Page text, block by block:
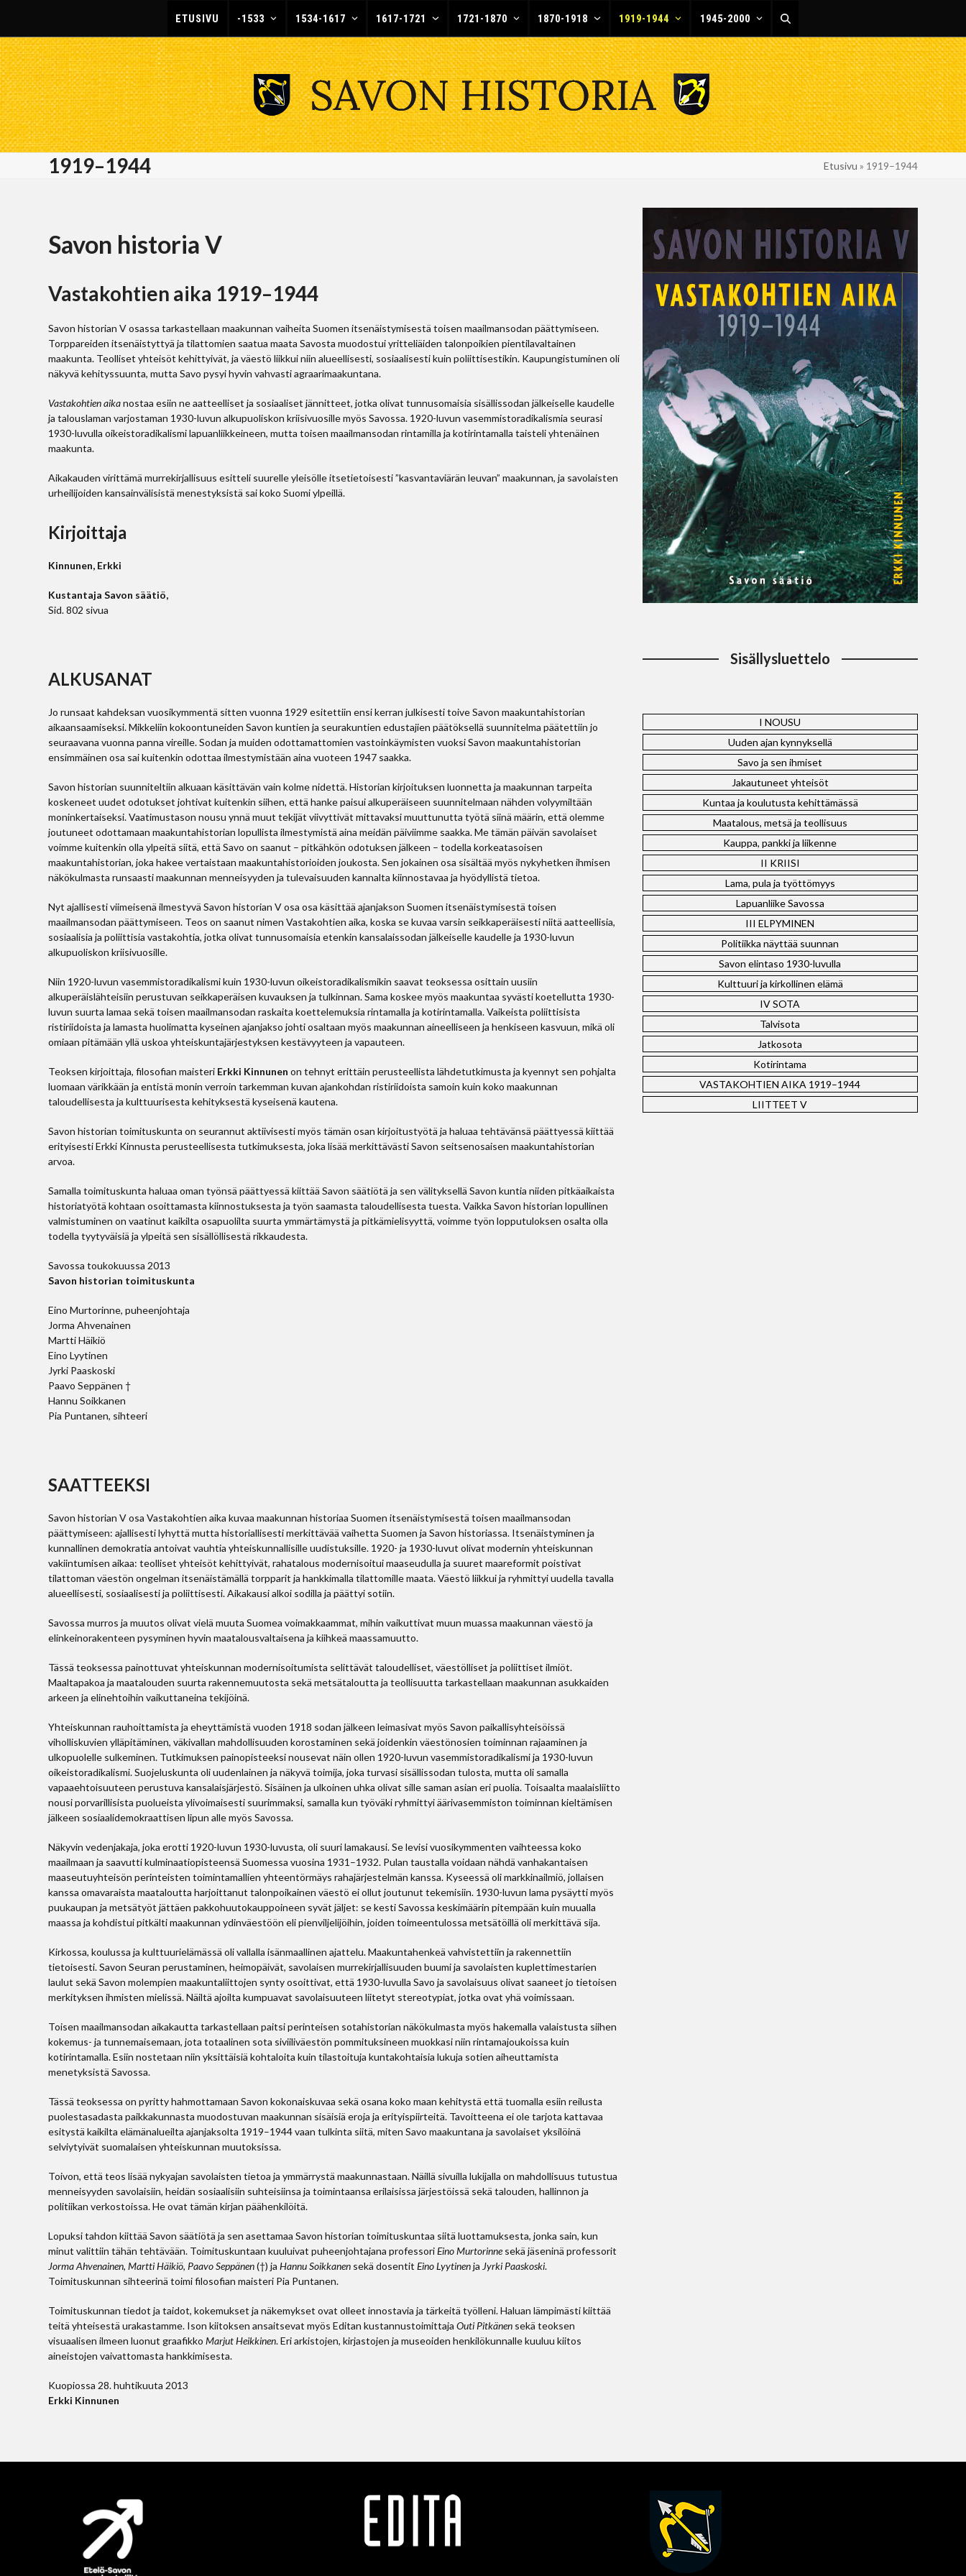
content
ETUSIVU -1533 1534-1617 1617-1721 1721-1870 1870-1918 1919-1944 1945-2000
1919–1944 Etusivu » 1919–1944
Savon historia V
Vastakohtien aika 1919–1944
Savon historian V osassa tarkastellaan maakunnan vaiheita Suomen itsenäistymisestä toisen maailmansodan päättymiseen.
Torppareiden itsenäistyttyä ja tilattomien saatua maata Savosta muodostui yritteliäiden talonpoikien pientilavaltainen
maakunta. Teolliset yhteisöt kehittyivät, ja väestö liikkui niin alueellisesti, sosiaalisesti kuin poliittisestikin. Kaupungistuminen oli
näkyvä kehityssuunta, mutta Savo pysyi hyvin vahvasti agraarimaakuntana.
Vastakohtien aikanostaa esiin ne aatteelliset ja sosiaaliset jännitteet, jotka olivat tunnusomaisia sisällissodan jälkeiselle kaudelle
ja talouslaman varjostaman 1930-luvun alkupuoliskon kriisivuosille myös Savossa. 1920-luvun vasemmistoradikalismia seurasi
1930-luvulla oikeistoradikalismi lapuanliikkeineen, mutta toisen maailmansodan rintamilla ja kotirintamalla taisteli yhtenäinen
maakunta.
Aikakauden virittämä murrekirjallisuus esitteli suurelle yleisölle itsetietoisesti ”kasvantaviärän leuvan” maakunnan, ja savolaisten
urheilijoiden kansainvälisistä menestyksistä sai koko Suomi ylpeillä.
Kirjoittaja
Kinnunen, Erkki
Kustantaja Savon säätiö,
Sid. 802 sivua
ALKUSANAT
Jo runsaat kahdeksan vuosikymmentä sitten vuonna 1929 esitettiin ensi kerran julkisesti toive Savon maakuntahistorian
aikaansaamiseksi. Mikkeliin kokoontuneiden Savon kuntien ja seurakuntien edustajien päätöksellä suunnitelma päätettiin jo
seuraavana vuonna panna vireille. Sodan ja muiden odottamattomien vastoinkäymisten vuoksi Savon maakuntahistorian
ensimmäinen osa sai kuitenkin odottaa ilmestymistään aina vuoteen 1947 saakka.
Savon historian suunniteltiin alkuaan käsittävän vain kolme nidettä. Historian kirjoituksen luonnetta ja maakunnan tarpeita
koskeneet uudet odotukset johtivat kuitenkin siihen, että hanke paisui alkuperäiseen suunnitelmaan nähden volyymiltään
moninkertaiseksi. Vaatimustason nousu ynnä muut tekijät viivyttivät mittavaksi muuttunutta työtä siinä määrin, että olemme
joutuneet odottamaan maakuntahistorian lopullista ilmestymistä aina meidän päiviimme saakka. Me tämän päivän savolaiset
voimme kuitenkin olla ylpeitä siitä, että Savo on saanut – pitkähkön odotuksen jälkeen – todella korkeatasoisen
maakuntahistorian, joka hakee vertaistaan maakuntahistorioiden joukosta. Sen jokainen osa sisältää myös nykyhetken ihmisen
näkökulmasta runsaasti maakunnan menneisyyden ja tulevaisuuden kannalta kiinnostavaa ja hyödyllistä tietoa.
Nyt ajallisesti viimeisenä ilmestyvä Savon historian V osa osa käsittää ajanjakson Suomen itsenäistymisestä toisen
maailmansodan päättymiseen. Teos on saanut nimen Vastakohtien aika, koska se kuvaa varsin seikkaperäisesti niitä aatteellisia,
sosiaalisia ja poliittisia vastakohtia, jotka olivat tunnusomaisia etenkin kansalaissodan jälkeiselle kaudelle ja 1930-luvun
alkupuoliskon kriisivuosille.
Niin 1920-luvun vasemmistoradikalismi kuin 1930-luvun oikeistoradikalismikin saavat teoksessa osittain uusiin
alkuperäislähteisiin perustuvan seikkaperäisen kuvauksen ja tulkinnan. Sama koskee myös maakuntaa syvästi koetellutta 1930-
luvun suurta lamaa sekä toisen maailmansodan raskaita koettelemuksia rintamalla ja kotirintamalla. Vaikeista poliittisista
ristiriidoista ja lamasta huolimatta kyseinen ajanjakso johti osaltaan myös maakunnan aineelliseen ja henkiseen kasvuun, mikä oli
omiaan pitämään yllä uskoa yhteiskuntajärjestyksen kestävyyteen ja vapauteen.
Teoksen kirjoittaja, filosofian maisteri Erkki Kinnunen on tehnyt erittäin perusteellista lähdetutkimusta ja kyennyt sen pohjalta
luomaan värikkään ja entistä monin verroin tarkemman kuvan ajankohdan ristiriidoista samoin kuin koko maakunnan
taloudellisesta ja kulttuurisesta kehityksestä kyseisenä kautena.
Savon historian toimituskunta on seurannut aktiivisesti myös tämän osan kirjoitustyötä ja haluaa tehtävänsä päättyessä kiittää
erityisesti Erkki Kinnusta perusteellisesta tutkimuksesta, joka lisää merkittävästi Savon seitsenosaisen maakuntahistorian
arvoa.
Samalla toimituskunta haluaa oman työnsä päättyessä kiittää Savon säätiötä ja sen välityksellä Savon kuntia niiden pitkäaikaista
historiatyötä kohtaan osoittamasta kiinnostuksesta ja työn saamasta taloudellisesta tuesta. Vaikka Savon historian lopullinen
valmistuminen on vaatinut kaikilta osapuolilta suurta ymmärtämystä ja pitkämielisyyttä, voimme työn lopputuloksen osalta olla
todella tyytyväisiä ja ylpeitä sen sisällöllisestä rikkaudesta.
Savossa toukokuussa 2013
Savon historian toimituskunta
Eino Murtorinne, puheenjohtaja
Jorma Ahvenainen
Martti Häikiö
Eino Lyytinen
Jyrki Paaskoski
Paavo Seppänen †
Hannu Soikkanen
Pia Puntanen, sihteeri
SAATTEEKSI
Savon historian V osa Vastakohtien aika kuvaa maakunnan historiaa Suomen itsenäistymisestä toisen maailmansodan
päättymiseen: ajallisesti lyhyttä mutta historiallisesti merkittävää vaihetta Suomen ja Savon historiassa. Itsenäistyminen ja
kunnallinen demokratia antoivat vauhtia yhteiskunnallisille uudistuksille. 1920- ja 1930-luvut olivat modernin yhteiskunnan
vakiintumisen aikaa: teolliset yhteisöt kehittyivät, rahatalous modernisoitui maaseudulla ja suuret maareformit poistivat
tilattoman väestön ongelman itsenäistämällä torpparit ja hankkimalla tilattomille maata. Väestö liikkui ja ryhmittyi uudella tavalla
alueellisesti, sosiaalisesti ja poliittisesti. Aikakausi alkoi sodilla ja päättyi sotiin.
Savossa murros ja muutos olivat vielä muuta Suomea voimakkaammat, mihin vaikuttivat muun muassa maakunnan väestö ja
elinkeinorakenteen pysyminen hyvin maatalousvaltaisena ja kiihkeä maassamuutto.
Tässä teoksessa painottuvat yhteiskunnan modernisoitumista selittävät taloudelliset, väestölliset ja poliittiset ilmiöt.
Maaltapakoa ja maatalouden suurta rakennemuutosta sekä metsätaloutta ja teollisuutta tarkastellaan maakunnan asukkaiden
arkeen ja elinehtoihin vaikuttaneina tekijöinä.
Yhteiskunnan rauhoittamista ja eheyttämistä vuoden 1918 sodan jälkeen leimasivat myös Savon paikallisyhteisöissä
viholliskuvien ylläpitäminen, väkivallan mahdollisuuden korostaminen sekä joidenkin väestönosien toiminnan rajaaminen ja
ulkopuolelle sulkeminen. Tutkimuksen painopisteeksi nousevat näin ollen 1920-luvun vasemmistoradikalismi ja 1930-luvun
oikeistoradikalismi. Suojeluskunta oli uudenlainen ja näkyvä toimija, joka turvasi sisällissodan tulosta, mutta oli samalla
vapaaehtoisuuteen perustuva kansalaisjärjestö. Sisäinen ja ulkoinen uhka olivat sille saman asian eri puolia. Toisaalta maalaisliitto
nousi porvarillisista puolueista ylivoimaisesti suurimmaksi, samalla kun työväki ryhmittyi äärivasemmiston toiminnan kieltämisen
jälkeen sosiaalidemokraattisen lipun alle myös Savossa.
Näkyvin vedenjakaja, joka erotti 1920-luvun 1930-luvusta, oli suuri lamakausi. Se levisi vuosikymmenten vaihteessa koko
maailmaan ja saavutti kulminaatiopisteensä Suomessa vuosina 1931–1932. Pulan taustalla voidaan nähdä vanhakantaisen
maaseutuyhteisön perinteisten toimintamallien yhteentörmäys rahajärjestelmän kanssa. Kyseessä oli markkinailmiö, jollaisen
kanssa omavaraista maataloutta harjoittanut talonpoikainen väestö ei ollut joutunut tekemisiin. 1930-luvun lama pysäytti myös
puukaupan ja metsätyöt jättäen pakkohuutokauppoineen syvät jäljet: se kesti Savossa keskimäärin pitempään kuin muualla
maassa ja kohdistui pitkälti maakunnan ydinväestöön eli pienviljelijöihin, joiden toimeentulossa metsätöillä oli merkittävä sija.
Kirkossa, koulussa ja kulttuurielämässä oli vallalla isänmaallinen ajattelu. Maakuntahenkeä vahvistettiin ja rakennettiin
tietoisesti. Savon Seuran perustaminen, heimopäivät, savolaisen murrekirjallisuuden buumi ja savolaisten kuplettimestarien
laulut sekä Savon molempien maakuntaliittojen synty osoittivat, että 1930-luvulla Savo ja savolaisuus olivat saaneet jo tietoisen
merkityksen ihmisten mielissä. Näiltä ajoilta kumpuavat savolaisuuteen liitetyt stereotypiat, jotka ovat yhä voimissaan.
Toisen maailmansodan aikakautta tarkastellaan paitsi perinteisen sotahistorian näkökulmasta myös hakemalla valaistusta siihen
kokemus- ja tunnemaisemaan, jota totaalinen sota siviiliväestön pommituksineen muokkasi niin rintamajoukoissa kuin
kotirintamalla. Esiin nostetaan niin yksittäisiä kohtaloita kuin tilastoituja kuntakohtaisia lukuja sotien aiheuttamista
menetyksistä Savossa.
Tässä teoksessa on pyritty hahmottamaan Savon kokonaiskuvaa sekä osana koko maan kehitystä että tuomalla esiin reilusta
puolestasadasta paikkakunnasta muodostuvan maakunnan sisäisiä eroja ja erityispiirteitä. Tavoitteena ei ole tarjota kattavaa
esitystä kaikilta elämänalueilta ajanjaksolta 1919–1944 vaan tulkinta siitä, miten Savo maakuntana ja savolaiset yksilöinä
selviytyivät suomalaisen yhteiskunnan muutoksissa.
Toivon, että teos lisää nykyajan savolaisten tietoa ja ymmärrystä maakunnastaan. Näillä sivuilla lukijalla on mahdollisuus tutustua
menneisyyden savolaisiin, heidän sosiaalisiin suhteisiinsa ja toimintaansa erilaisissa järjestöissä sekä talouden, hallinnon ja
politiikan verkostoissa. He ovat tämän kirjan päähenkilöitä.
Lopuksi tahdon kiittää Savon säätiötä ja sen asettamaa Savon historian toimituskuntaa siitä luottamuksesta, jonka sain, kun
minut valittiin tähän tehtävään. Toimituskuntaan kuuluivat puheenjohtajana professoriEino Murtorinnesekä jäseninä professorit
Jorma Ahvenainen,Martti Häikiö, Paavo Seppänen(†) jaHannu Soikkanen sekä dosentitEino Lyytinenja Jyrki Paaskoski.
Toimituskunnan sihteerinä toimi filosofian maisteri Pia Puntanen.
Toimituskunnan tiedot ja taidot, kokemukset ja näkemykset ovat olleet innostavia ja tärkeitä työlleni. Haluan lämpimästi kiittää
teitä yhteisestä urakastamme. Ison kiitoksen ansaitsevat myös Editan kustannustoimittajaOuti Pitkänen sekä teoksen
visuaalisen ilmeen luonut graafikkoMarjut Heikkinen. Eri arkistojen, kirjastojen ja museoiden henkilökunnalle kuuluu kiitos
aineistojen vaivattomasta hankkimisesta.
Kuopiossa 28. huhtikuuta 2013
Erkki Kinnunen
Sisällysluettelo
I NOUSU
Uuden ajan kynnyksellä
Savo ja sen ihmiset
Jakautuneet yhteisöt
Kuntaa ja koulutusta kehittämässä
Maatalous, metsä ja teollisuus
Kauppa, pankki ja liikenne
II KRIISI
Lama, pula ja työttömyys
Lapuanliike Savossa
III ELPYMINEN
Politiikka näyttää suunnan
Savon elintaso 1930-luvulla
Kulttuuri ja kirkollinen elämä
IV SOTA
Talvisota
Jatkosota
Kotirintama
VASTAKOHTIEN AIKA 1919–1944
LIITTEET V